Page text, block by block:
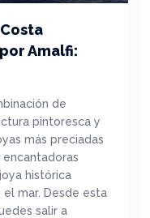
Amalfi:
de
pintoresca y
más preciadas
histórica
mar. Desde esta
salir a